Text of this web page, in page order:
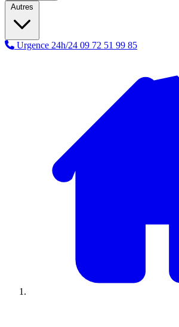
Autres
Urgence 24h/24 09 72 51 99 85